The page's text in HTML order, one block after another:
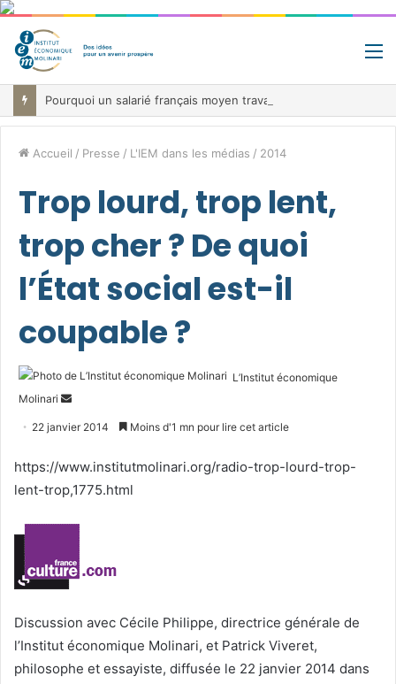
Accueil / Presse / L'IEM dans les médias / 2014
Trop lourd, trop lent,
trop cher ? De quoi
l’État social est-il
coupable ?
L’Institut économique
Molinari
Envoyer
22 janvier 2014 Moins d'1 mn pour lire cet article
https://www.institutmolinari.org/radio-trop-lourd-trop-
lent-trop,1775.html
Discussion avec Cécile Philippe, directrice générale de
l’Institut économique Molinari, et Patrick Viveret,
philosophe et essayiste, diffusée le 22 janvier 2014 dans